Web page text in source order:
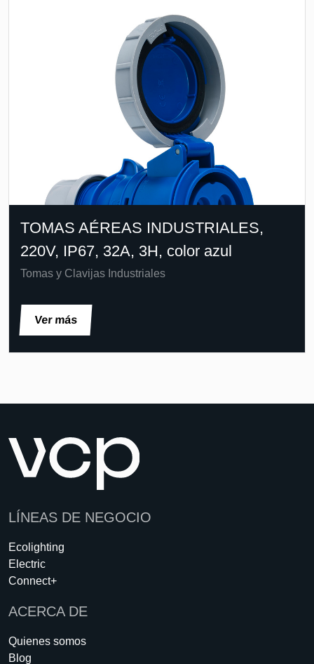
TOMAS AÉREAS INDUSTRIALES,
220V, IP67, 32A, 3H, color azul
Tomas y Clavijas Industriales
Ver más
LÍNEAS DE NEGOCIO
Ecolighting
Electric
Connect+
ACERCA DE
Quienes somos
Blog